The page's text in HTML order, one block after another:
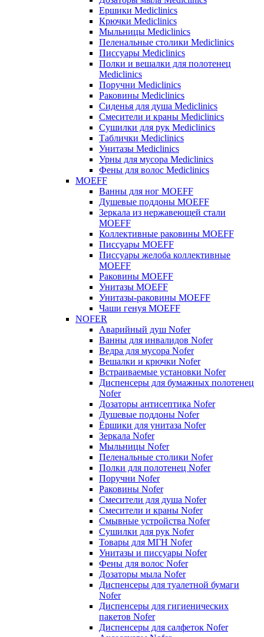
Ершики Mediclinics
Крючки Mediclinics
Мыльницы Mediclinics
Пеленальные столики Mediclinics
Писсуары Mediclinics
Полки и вешалки для полотенец
Mediclinics
Поручни Mediclinics
Раковины Mediclinics
Сиденья для душа Mediclinics
Смесители и краны Mediclinics
Сушилки для рук Mediclinics
Таблички Mediclinics
Унитазы Mediclinics
Урны для мусора Mediclinics
Фены для волос Mediclinics
MOEFF
Ванны для ног MOEFF
Душевые поддоны MOEFF
Зеркала из нержавеющей стали
MOEFF
Коллективные раковины MOEFF
Писсуары MOEFF
Писсуары желоба коллективные
MOEFF
Раковины MOEFF
Унитазы MOEFF
Унитазы-раковины MOEFF
Чаши генуя MOEFF
NOFER
Аварийный душ Nofer
Ванны для инвалидов Nofer
Ведра для мусора Nofer
Вешалки и крючки Nofer
Встраиваемые установки Nofer
Диспенсеры для бумажных полотенец
Nofer
Дозаторы антисептика Nofer
Душевые поддоны Nofer
Ёршики для унитаза Nofer
Зеркала Nofer
Мыльницы Nofer
Пеленальные столики Nofer
Полки для полотенец Nofer
Поручни Nofer
Раковины Nofer
Смесители для душа Nofer
Смесители и краны Nofer
Смывные устройства Nofer
Сушилки для рук Nofer
Товары для МГН Nofer
Унитазы и писсуары Nofer
Фены для волос Nofer
Дозаторы мыла Nofer
Диспенсеры для туалетной бумаги
Nofer
Диспенсеры для гигиенических
пакетов Nofer
Диспенсеры для салфеток Nofer